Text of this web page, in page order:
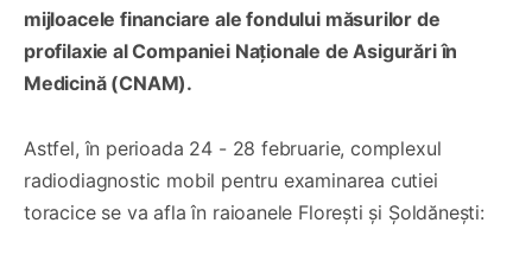
mijloacele financiare ale fondului măsurilor de
profilaxie al Companiei Naționale de Asigurări în
Medicină (CNAM).
Astfel, în perioada 24 - 28 februarie, complexul
radiodiagnostic mobil pentru examinarea cutiei
toracice se va afla în raioanele Florești și Șoldănești: